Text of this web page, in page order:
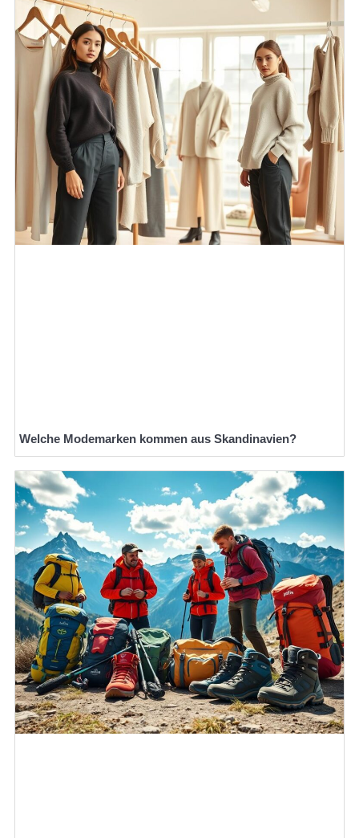
Welche Modemarken kommen aus Skandinavien?